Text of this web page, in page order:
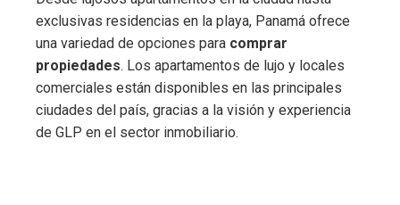
exclusivas residencias en la playa, Panamá ofrece
una variedad de opciones para comprar
propiedades. Los apartamentos de lujo y locales
comerciales están disponibles en las principales
ciudades del país, gracias a la visión y experiencia
de GLP en el sector inmobiliario.